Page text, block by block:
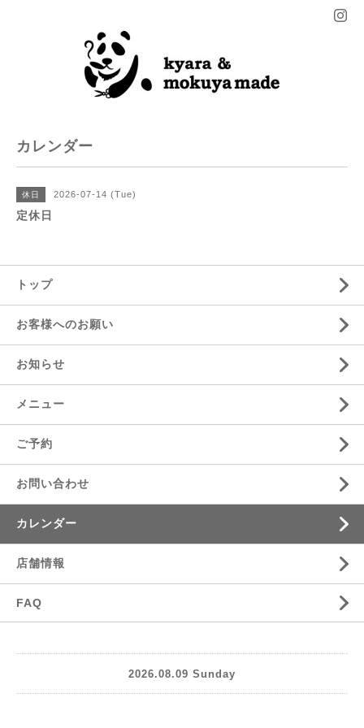
カレンダー
休日 2026-07-14 (Tue)
定休日
トップ
お客様へのお願い
お知らせ
メニュー
ご予約
お問い合わせ
カレンダー
店舗情報
FAQ
2026.08.09 Sunday